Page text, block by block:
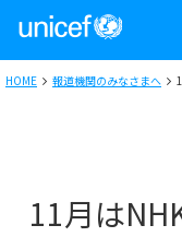
HOME 報道機関のみなさまへ
11月は